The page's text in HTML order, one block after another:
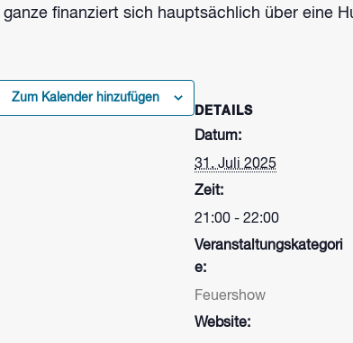
ganze finanziert sich hauptsächlich über eine
Zum Kalender hinzufügen
DETAILS
Datum:
31. Juli 2025
Zeit:
21:00 - 22:00
Veranstaltungskategori
e:
Feuershow
Website: